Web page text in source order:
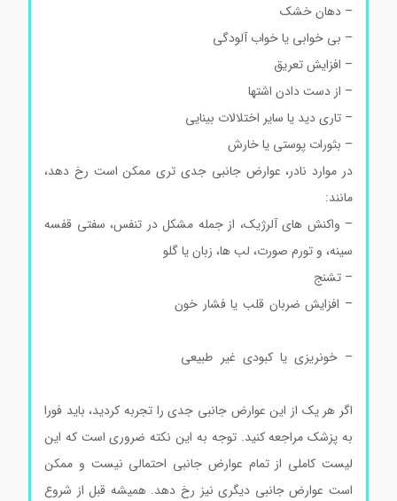
– دهان خشک
– بی خوابی یا خواب آلودگی
– افزایش تعریق
– از دست دادن اشتها
– تاری دید یا سایر اختلالات بینایی
– بثورات پوستی یا خارش
در موارد نادر، عوارض جانبی جدی تری ممکن است رخ دهد،
مانند:ال سیستئین هیدروکلراید مونوهیدرات سیگماآلدریچ
– واکنش های آلرژیک، از جمله مشکل در تنفس، سفتی قفسه
سینه، و تورم صورت، لب ها، زبان یا گلو
– تشنج
– افزایش ضربان قلب یا فشار خونال سیستئین هیدروکلراید
– خونریزی یا کبودی غیر طبیعیال سیستئین هیدروکلراید
اگر هر یک از این عوارض جانبی جدی را تجربه کردید، باید فورا
به پزشک مراجعه کنید. توجه به این نکته ضروری است که این
لیست کاملی از تمام عوارض جانبی احتمالی نیست و ممکن
است عوارض جانبی دیگری نیز رخ دهد. همیشه قبل از شروع